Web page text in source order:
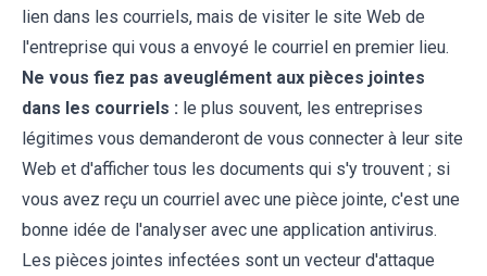
lien dans les courriels, mais de visiter le site Web de
l'entreprise qui vous a envoyé le courriel en premier lieu.
Ne vous fiez pas aveuglément aux pièces jointes
dans les courriels : le plus souvent, les entreprises
légitimes vous demanderont de vous connecter à leur site
Web et d'afficher tous les documents qui s'y trouvent ; si
vous avez reçu un courriel avec une pièce jointe, c'est une
bonne idée de l'analyser avec une application antivirus.
Les pièces jointes infectées sont un vecteur d'attaque